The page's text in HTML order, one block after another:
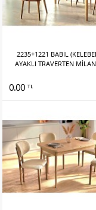
2235+1221 BABİL
AYAKLI TRAVERTEN
0.00 TL